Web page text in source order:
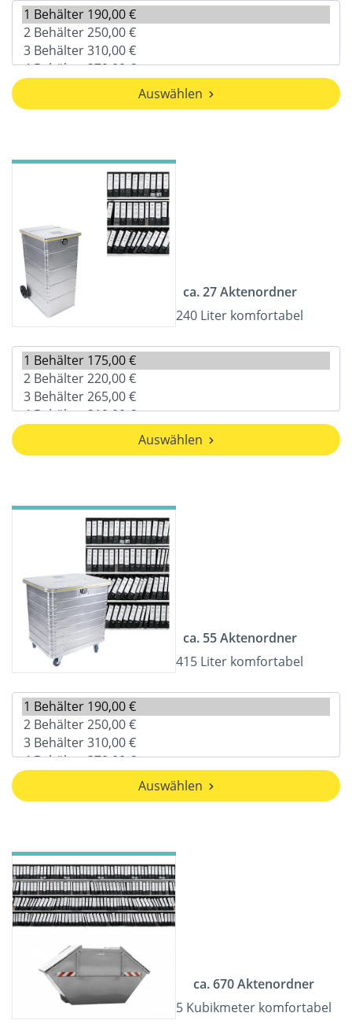
Auswählen
ca. 27 Aktenordner
240 Liter komfortabel
Auswählen
ca. 55 Aktenordner
415 Liter komfortabel
Auswählen
ca. 670 Aktenordner
5 Kubikmeter komfortabel